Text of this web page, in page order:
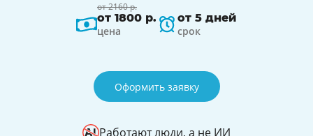
от 2160 р.
от 1800 р.
цена
от 5 дней
срок
Оформить заявку
Работают люди, а не ИИ